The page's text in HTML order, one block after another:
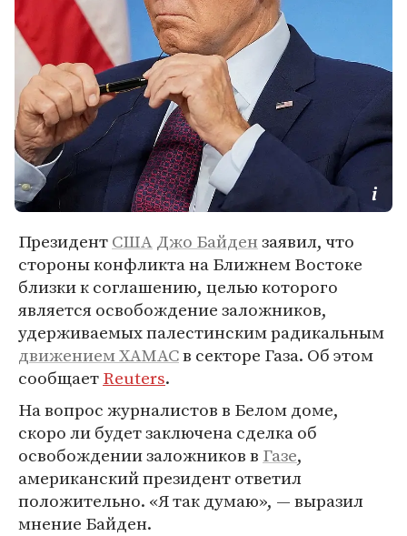
ПрезидентСШАДжо Байдензаявил, что
стороны конфликта на Ближнем Востоке
близки к соглашению, целью которого
является освобождение заложников,
удерживаемых палестинским радикальным
движением ХАМАСв секторе Газа. Об этом
сообщаетReuters.
На вопрос журналистов в Белом доме,
скоро ли будет заключена сделка об
освобождении заложников в Газе,
американский президент ответил
положительно. «Я так думаю», — выразил
мнение Байден.